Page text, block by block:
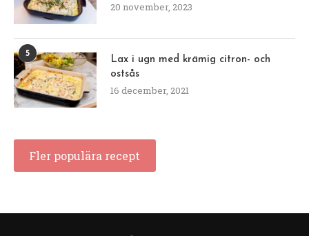
20 november, 2023
5
Lax i ugn med krämig citron- och
ostsås
16 december, 2021
Fler populära recept